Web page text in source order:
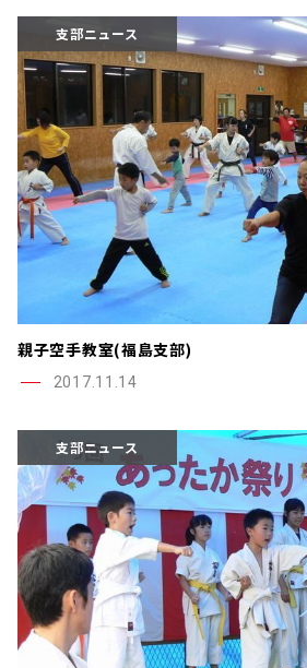
支部ニュース
親子空手教室(福島支部)
2017.11.14
支部ニュース